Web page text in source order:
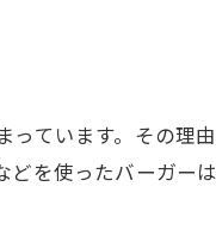
ガーの魅力
ガーの選び方
体験とは
ています。その理
を使ったバーガー